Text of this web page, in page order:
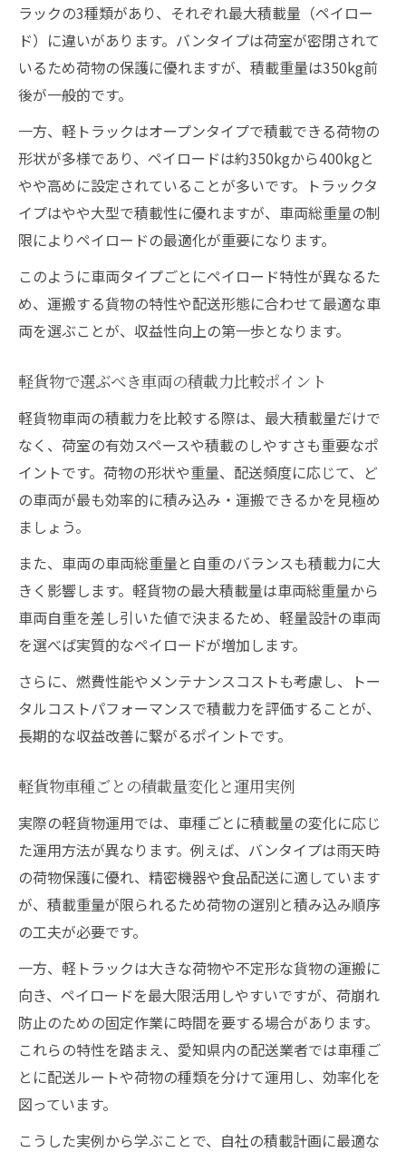
ラックの3種類があり、それぞれ最大積載量（ペイロー
ド）に違いがあります。バンタイプは荷室が密閉されて
いるため荷物の保護に優れますが、積載重量は350kg前
後が一般的です。
一方、軽トラックはオープンタイプで積載できる荷物の
形状が多様であり、ペイロードは約350kgから400kgと
やや高めに設定されていることが多いです。トラックタ
イプはやや大型で積載性に優れますが、車両総重量の制
限によりペイロードの最適化が重要になります。
このように車両タイプごとにペイロード特性が異なるた
め、運搬する貨物の特性や配送形態に合わせて最適な車
両を選ぶことが、収益性向上の第一歩となります。
軽貨物で選ぶべき車両の積載力比較ポイント
軽貨物車両の積載力を比較する際は、最大積載量だけで
なく、荷室の有効スペースや積載のしやすさも重要なポ
イントです。荷物の形状や重量、配送頻度に応じて、ど
の車両が最も効率的に積み込み・運搬できるかを見極め
ましょう。
また、車両の車両総重量と自重のバランスも積載力に大
きく影響します。軽貨物の最大積載量は車両総重量から
車両自重を差し引いた値で決まるため、軽量設計の車両
を選べば実質的なペイロードが増加します。
さらに、燃費性能やメンテナンスコストも考慮し、トー
タルコストパフォーマンスで積載力を評価することが、
長期的な収益改善に繋がるポイントです。
軽貨物車種ごとの積載量変化と運用実例
実際の軽貨物運用では、車種ごとに積載量の変化に応じ
た運用方法が異なります。例えば、バンタイプは雨天時
の荷物保護に優れ、精密機器や食品配送に適しています
が、積載重量が限られるため荷物の選別と積み込み順序
の工夫が必要です。
一方、軽トラックは大きな荷物や不定形な貨物の運搬に
向き、ペイロードを最大限活用しやすいですが、荷崩れ
防止のための固定作業に時間を要する場合があります。
これらの特性を踏まえ、愛知県内の配送業者では車種ご
とに配送ルートや荷物の種類を分けて運用し、効率化を
図っています。
こうした実例から学ぶことで、自社の積載計画に最適な